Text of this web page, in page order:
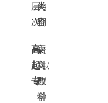
层
次
类
别
内
容
高
起
专
文
科/
理
科
语
文、
数
学